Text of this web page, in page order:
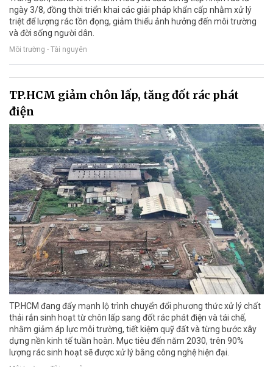
ngày 3/8, đồng thời triển khai các giải pháp khẩn cấp nhằm xử lý
triệt để lượng rác tồn đọng, giảm thiểu ảnh hưởng đến môi trường
và đời sống người dân.
Môi trường - Tài nguyên
TP.HCM giảm chôn lấp, tăng đốt rác phát
điện
TP.HCM đang đẩy mạnh lộ trình chuyển đổi phương thức xử lý chất
thải rắn sinh hoạt từ chôn lấp sang đốt rác phát điện và tái chế,
nhằm giảm áp lực môi trường, tiết kiệm quỹ đất và từng bước xây
dựng nền kinh tế tuần hoàn. Mục tiêu đến năm 2030, trên 90%
lượng rác sinh hoạt sẽ được xử lý bằng công nghệ hiện đại.